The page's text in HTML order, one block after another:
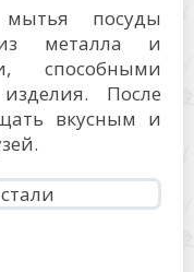
посуды
из металла и
способными
После
вкусным и